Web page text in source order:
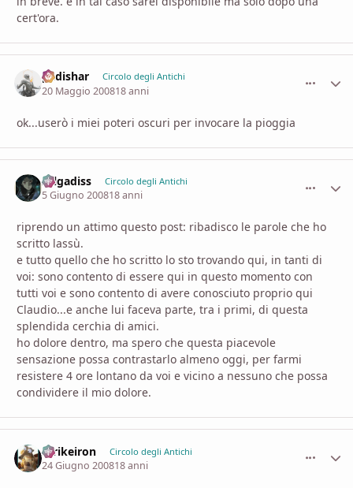
cert'ora.
padishar Circolo degli Antichi
20 Maggio 200818 anni
ok...userò i miei poteri oscuri per invocare la pioggia
zelgadiss Circolo degli Antichi
5 Giugno 200818 anni
riprendo un attimo questo post: ribadisco le parole che ho
scritto lassù.
e tutto quello che ho scritto lo sto trovando qui, in tanti di
voi: sono contento di essere qui in questo momento con
tutti voi e sono contento di avere conosciuto proprio qui
Claudio...e anche lui faceva parte, tra i primi, di questa
splendida cerchia di amici.
ho dolore dentro, ma spero che questa piacevole
sensazione possa contrastarlo almeno oggi, per farmi
resistere 4 ore lontano da voi e vicino a nessuno che possa
condividere il mio dolore.
Strikeiron Circolo degli Antichi
24 Giugno 200818 anni